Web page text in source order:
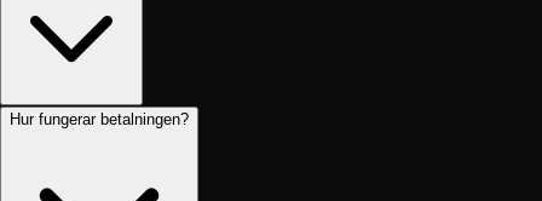
Hur fungerar betalningen?